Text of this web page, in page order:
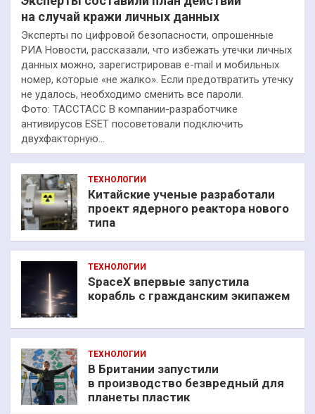
на случай кражи личных данных
Эксперты по цифровой безопасности, опрошенные
РИА Новости, рассказали, что избежать утечки личных
данных можно, зарегистрировав e-mail и мобильных
номер, которые «не жалко». Если предотвратить утечку
не удалось, необходимо сменить все пароли.
Фото: ТАССТАСС В компании-разработчике
антивирусов ESET посоветовали подключить
двухфакторную…
ТЕХНОЛОГИИ
Китайские ученые разработали
проект ядерного реактора нового
типа
ТЕХНОЛОГИИ
SpaceX впервые запустила
корабль с гражданским экипажем
ТЕХНОЛОГИИ
В Британии запустили
в производство безвредный для
планеты пластик